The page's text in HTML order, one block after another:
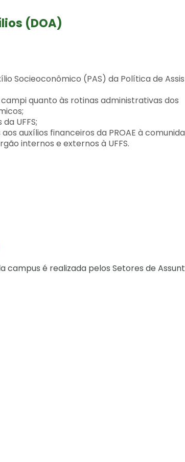
(DOA)
Socieoconômico (PAS) da Política de
quanto às rotinas administrativas dos
UFFS;
auxílios financeiros da PROAE à
internos e externos à UFFS.
campus é realizada pelos Setores de